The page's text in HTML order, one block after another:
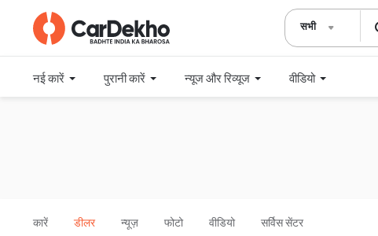
सभी
नई कारें पुरानी कारें न्यूज और रिव्यूज वीडियो
कारें डीलर न्यूज़ फोटो वीडियो सर्विस सेंटर